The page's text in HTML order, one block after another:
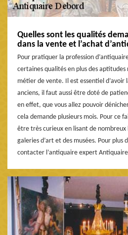
Quelles sont les qualités
dans la vente et l’achat
Pour pratiquer la profession
certaines qualités en plus des
métier de vente. Il est essentiel d’avoir
anciens, il faut aussi être doté de
en effet, que vous allez pouvoir
cela demande plusieurs mois. Pour ce
être très curieux en lisant de nombreux
galeries d’art et des musées. Pour plus
contacter l’antiquaire expert